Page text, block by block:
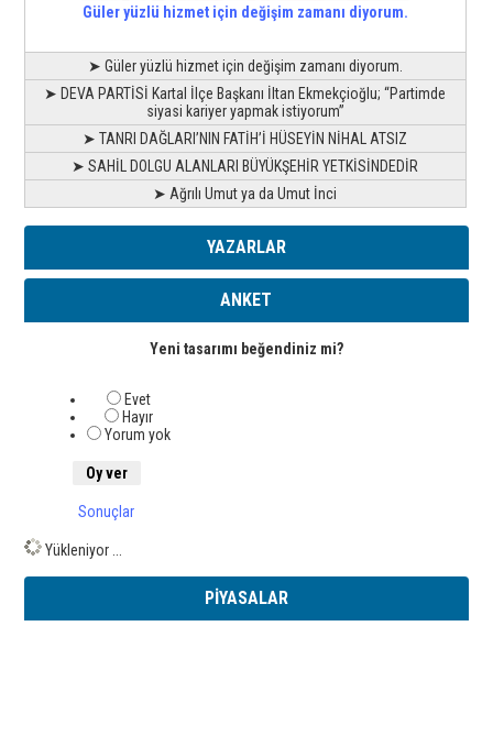
Güler yüzlü hizmet için değişim zamanı diyorum.
➤ Güler yüzlü hizmet için değişim zamanı diyorum.
➤ DEVA PARTİSİ Kartal İlçe Başkanı İltan Ekmekçioğlu; “Partimde
siyasi kariyer yapmak istiyorum”
➤ TANRI DAĞLARI’NIN FATİH’İ HÜSEYİN NİHAL ATSIZ
➤ SAHİL DOLGU ALANLARI BÜYÜKŞEHİR YETKİSİNDEDİR
➤ Ağrılı Umut ya da Umut İnci
YAZARLAR
ANKET
Yeni tasarımı beğendiniz mi?
Evet
Hayır
Yorum yok
Sonuçlar
Yükleniyor ...
PİYASALAR